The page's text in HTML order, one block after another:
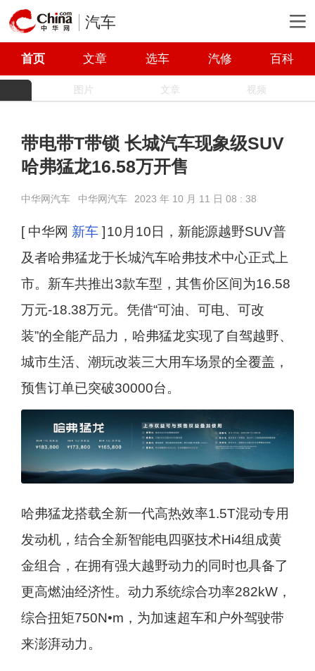
汽车
首页 文章 选车 汽修 百科
图片 文章 视频
带电带T带锁 长城汽车现象级SUV
哈弗猛龙16.58万开售
中华网汽车 中华网汽车 2023 年 10 月 11 日 08 : 38
[ 中华网 新车] 10月10日，新能源越野SUV普
及者哈弗猛龙于长城汽车哈弗技术中心正式上
市。新车共推出3款车型，其售价区间为16.58
万元-18.38万元。凭借“可油、可电、可改
装”的全能产品力，哈弗猛龙实现了自驾越野、
城市生活、潮玩改装三大用车场景的全覆盖，
预售订单已突破30000台。
哈弗猛龙搭载全新一代高热效率1.5T混动专用
发动机，结合全新智能电四驱技术Hi4组成黄
金组合，在拥有强大越野动力的同时也具备了
更高燃油经济性。动力系统综合功率282kW，
综合扭矩750N•m，为加速超车和户外驾驶带
来澎湃动力。